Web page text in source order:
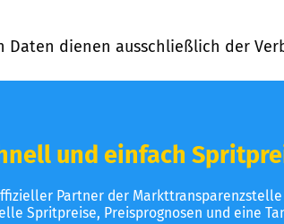
dienen ausschließlich der
und einfach
Partner der
Spritpreise, Preisprognosen und eine